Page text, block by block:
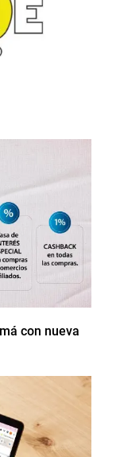
con nueva